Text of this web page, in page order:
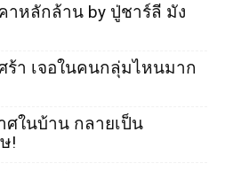
หลักล้าน by ปู่ชาร์ลี มัง
ร้า เจอในคนกลุ่มไหนมาก
ศในบ้าน กลายเป็น
!